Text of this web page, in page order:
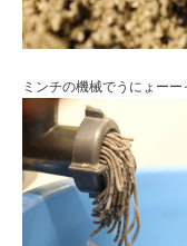
ミンチの機械でうにょー